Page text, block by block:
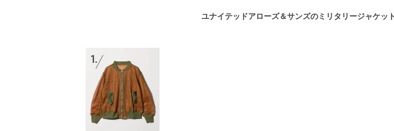
ユナイテッドアローズ＆サンズのミリタリージャケッ
1.